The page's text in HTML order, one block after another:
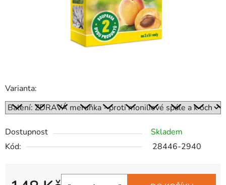
Varianta:
Dostupnost
Skladem
Kód:
28446-2940